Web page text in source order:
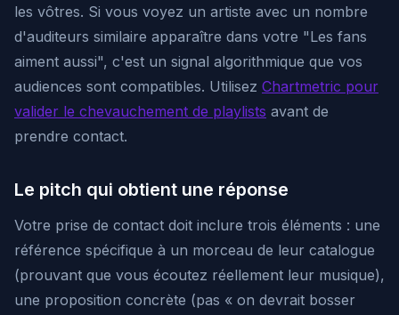
les vôtres. Si vous voyez un artiste avec un nombre
d'auditeurs similaire apparaître dans votre "Les fans
aiment aussi", c'est un signal algorithmique que vos
audiences sont compatibles. Utilisez Chartmetric pour
valider le chevauchement de playlists avant de
prendre contact.
Le pitch qui obtient une réponse
Votre prise de contact doit inclure trois éléments : une
référence spécifique à un morceau de leur catalogue
(prouvant que vous écoutez réellement leur musique),
une proposition concrète (pas « on devrait bosser